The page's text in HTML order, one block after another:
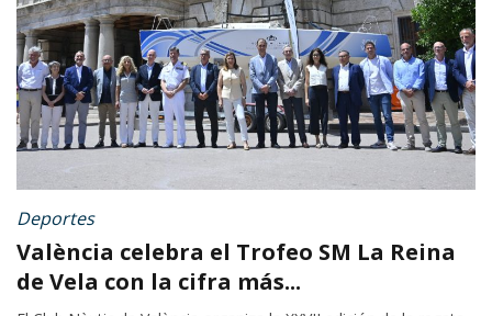
Deportes
València celebra el Trofeo SM La Reina
de Vela con la cifra más...